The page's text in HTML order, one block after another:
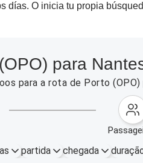
días. O inicia tu propia
para
para a rota de Porto
partida chegada